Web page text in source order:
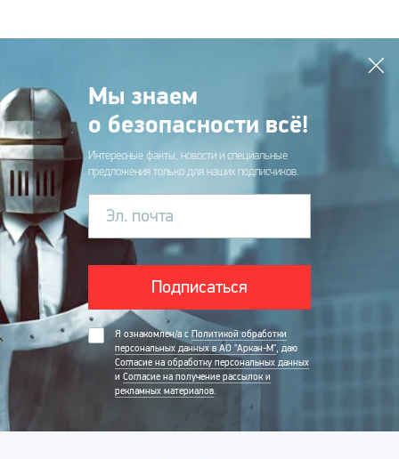
Мы знаем
о безопасности всё!
Интересные факты, новости и специальные
предложения только для наших подписчиков.
Эл. почта
Подписаться
Я ознакомлен/а с Политикой обработки
персональных данных в АО "Аркан-М", даю
Согласие на обработку персональных данных
и Согласие на получение рассылок и
рекламных материалов.